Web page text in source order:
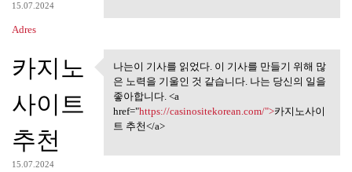
15.07.2024
Adres
카지노
사이트
추천
15.07.2024
나는이 기사를 읽었다. 이 기사를
만들기 위해 많은
나는이 기사를 읽었다. 이 기사를 만들기 위해 많
은 노력을 기울인 것 같습니다. 나는 당신의 일을
좋아합니다. <a
href="https://casinositekorean.com/">카지노사이
트 추천</a>